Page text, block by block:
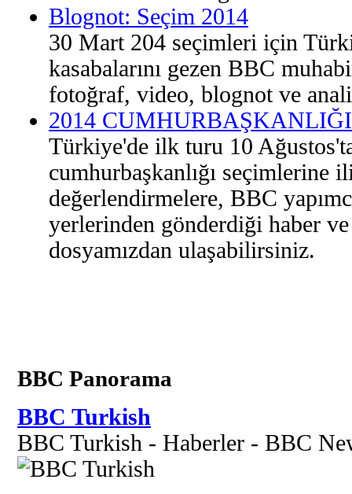
Blognot: Seçim 2014
30 Mart 204 seçimleri için
kasabalarını gezen BBC
fotoğraf, video, blognot ve
2014
Türkiye'de ilk turu 10
cumhurbaşkanlığı seçimlerine
değerlendirmelere, BBC
yerlerinden gönderdiği haber
dosyamızdan ulaşabilirsiniz.
BBC Panorama
BBC Turkish
BBC Turkish - Haberler - BBC